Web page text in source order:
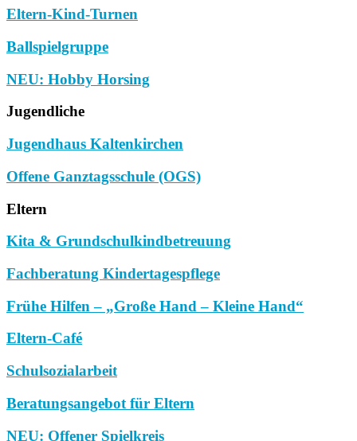
Eltern-Kind-Turnen
Ballspielgruppe
NEU: Hobby Horsing
Jugendliche
Jugendhaus Kaltenkirchen
Offene Ganztagsschule (OGS)
Eltern
Kita & Grundschulkindbetreuung
Fachberatung Kindertagespflege
Frühe Hilfen – „Große Hand – Kleine Hand“
Eltern-Café
Schulsozialarbeit
Beratungsangebot für Eltern
NEU: Offener Spielkreis